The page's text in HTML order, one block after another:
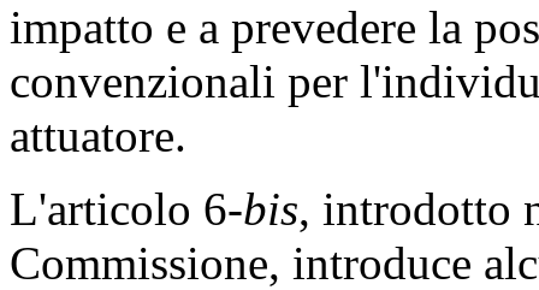
impatto e a prevedere la
convenzionali per
attuatore.
L'articolo 6-bis, introdotto
Commissione, introduce